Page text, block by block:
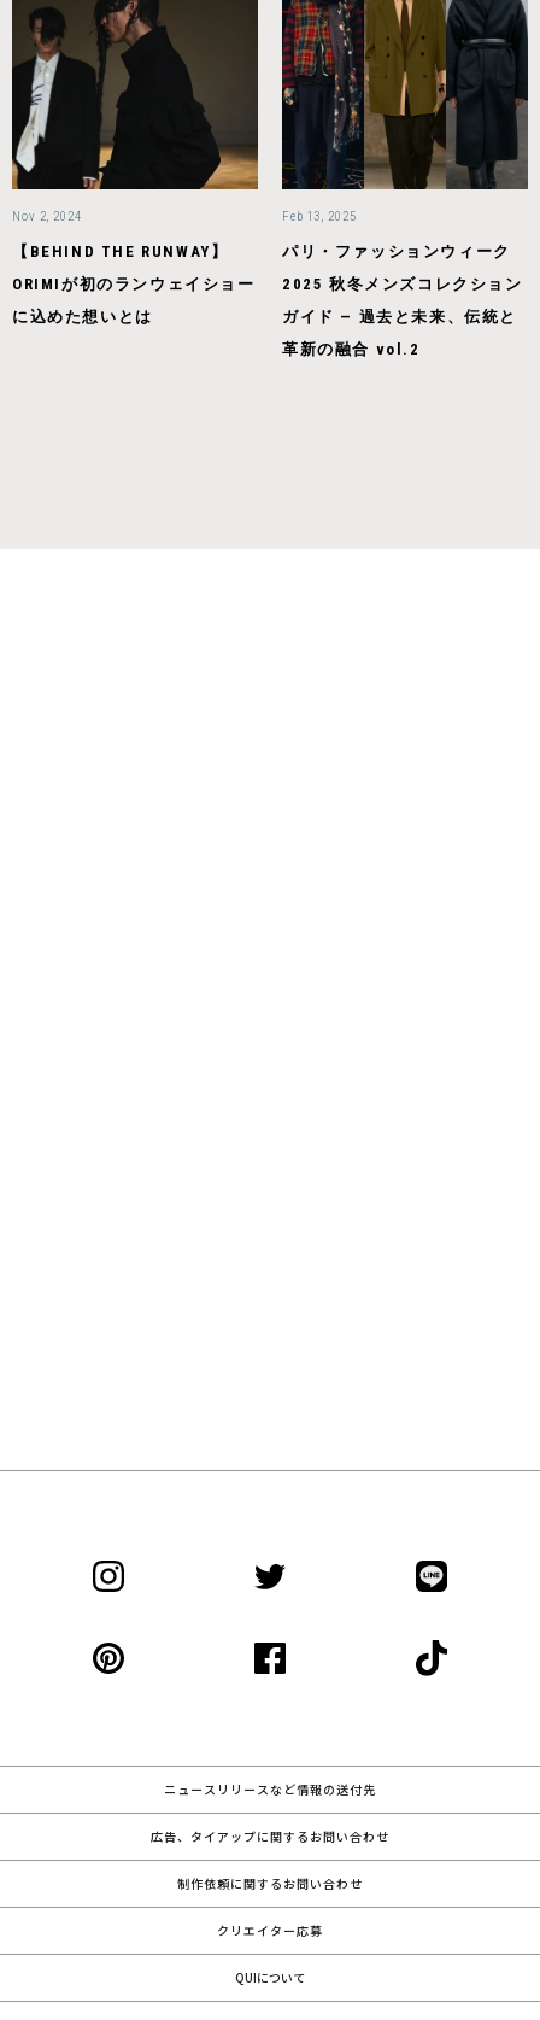
Nov 2, 2024
【BEHIND THE RUNWAY】
ORIMIが初のランウェイショー
に込めた想いとは
Feb 13, 2025
パリ・ファッションウィーク
2025 秋冬メンズコレクション
ガイド — 過去と未来、伝統と
革新の融合 vol.2
ニュースリリースなど情報の送付先
広告、タイアップに関するお問い合わせ
制作依頼に関するお問い合わせ
クリエイター応募
QUIについて